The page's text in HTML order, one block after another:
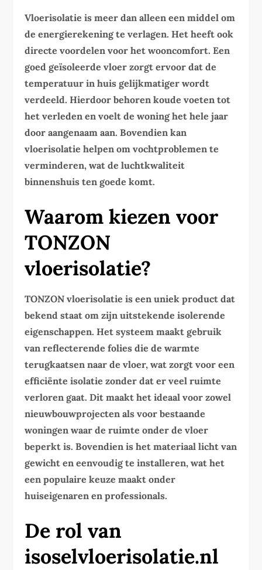
Vloerisolatie is meer dan alleen een middel om
de energierekening te verlagen. Het heeft ook
directe voordelen voor het wooncomfort. Een
goed geïsoleerde vloer zorgt ervoor dat de
temperatuur in huis gelijkmatiger wordt
verdeeld. Hierdoor behoren koude voeten tot
het verleden en voelt de woning het hele jaar
door aangenaam aan. Bovendien kan
vloerisolatie helpen om vochtproblemen te
verminderen, wat de luchtkwaliteit
binnenshuis ten goede komt.
Waarom kiezen voor
TONZON
vloerisolatie?
TONZON vloerisolatie is een uniek product dat
bekend staat om zijn uitstekende isolerende
eigenschappen. Het systeem maakt gebruik
van reflecterende folies die de warmte
terugkaatsen naar de vloer, wat zorgt voor een
efficiënte isolatie zonder dat er veel ruimte
verloren gaat. Dit maakt het ideaal voor zowel
nieuwbouwprojecten als voor bestaande
woningen waar de ruimte onder de vloer
beperkt is. Bovendien is het materiaal licht van
gewicht en eenvoudig te installeren, wat het
een populaire keuze maakt onder
huiseigenaren en professionals.
De rol van
isoselvloerisolatie.nl